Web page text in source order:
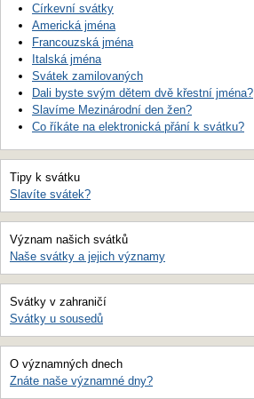
Církevní svátky
Americká jména
Francouzská jména
Italská jména
Svátek zamilovaných
Dali byste svým dětem dvě křestní jména?
Slavíme Mezinárodní den žen?
Co říkáte na elektronická přání k svátku?
Tipy k svátku
Slavíte svátek?
Význam našich svátků
Naše svátky a jejich významy
Svátky v zahraničí
Svátky u sousedů
O významných dnech
Znáte naše významné dny?